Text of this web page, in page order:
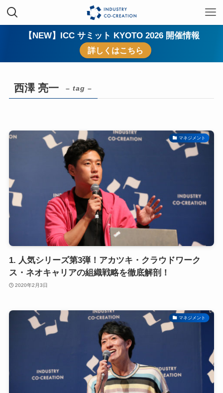
【NEW】ICC サミット KYOTO 2026 開催情報
詳しくはこちら
西澤 亮一 – tag –
マネジメント
1. 人気シリーズ第3弾！アカツキ・クラウドワーク
ス・ネオキャリアの組織戦略を徹底解剖！
2020年2月3日
マネジメント